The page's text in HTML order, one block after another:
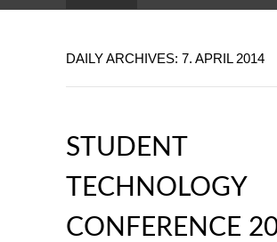
DAILY ARCHIVES: 7. APRIL 2014
STUDENT
TECHNOLOGY
CONFERENCE